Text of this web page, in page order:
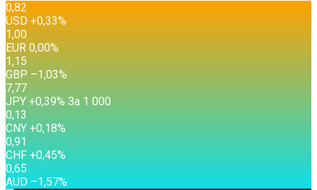
0,82
USD +0,33%
1,00
EUR 0,00%
1,15
GBP –1,03%
7,77
JPY +0,39% За 1 000
0,13
CNY +0,18%
0,91
CHF +0,45%
0,65
AUD –1,57%